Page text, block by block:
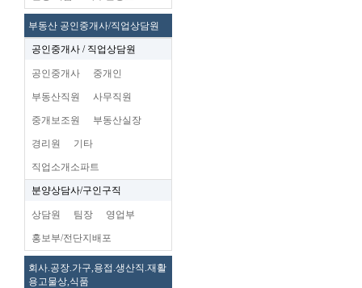
부동산 공인중개사/직업상담원
공인중개사 / 직업상담원
공인중개사 중개인
부동산직원 사무직원
중개보조원 부동산실장
경리원 기타
직업소개소파트
분양상담사/구인구직
상담원 팀장 영업부
홍보부/전단지배포
회사.공장.가구,용접.생산직.재활
용고물상,식품